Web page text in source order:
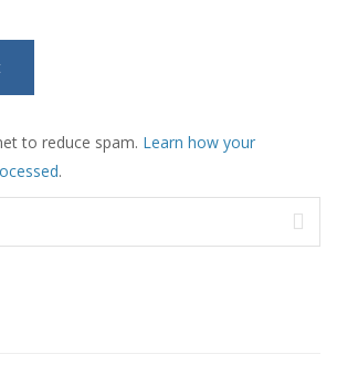
to reduce spam. Learn how your
.